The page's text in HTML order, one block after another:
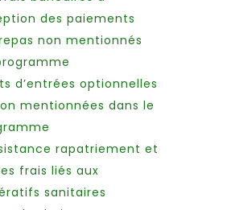
des paiements
non mentionnés
d’entrées optionnelles
mentionnées dans le
rapatriement et
frais liés aux
sanitaires